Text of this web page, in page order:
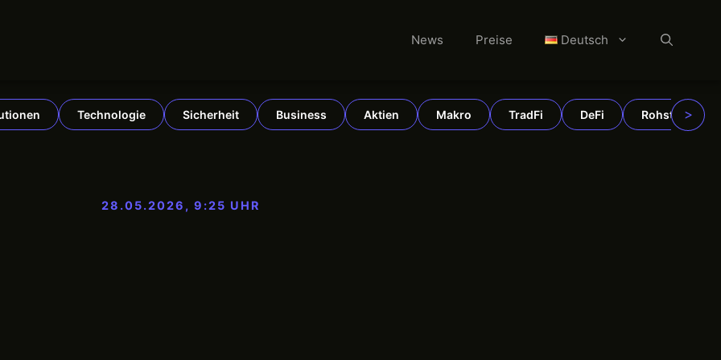
News Preise Deutsch
Technologie Sicherheit Business Aktien Makro TradFi DeFi Rohstoffe
>
28.05.2026, 9:25 UHR